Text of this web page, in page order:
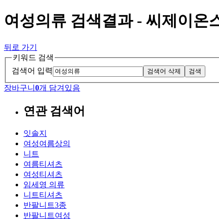
여성의류 검색결과 - 씨제이온
뒤로 가기
키워드 검색
검색어 입력
검색어 삭제 검색
장바구니 0개 담겨있음
연관 검색어
잇솔지
여성여름상의
니트
여름티셔츠
여성티셔츠
임세영 의류
니트티셔츠
반팔니트3종
반팔니트여성